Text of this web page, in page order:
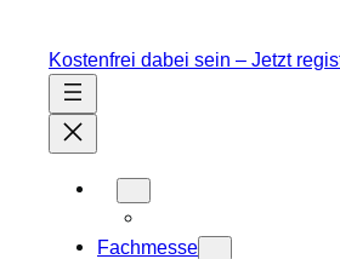
Kostenfrei dabei sein – Jetzt
Fachmesse